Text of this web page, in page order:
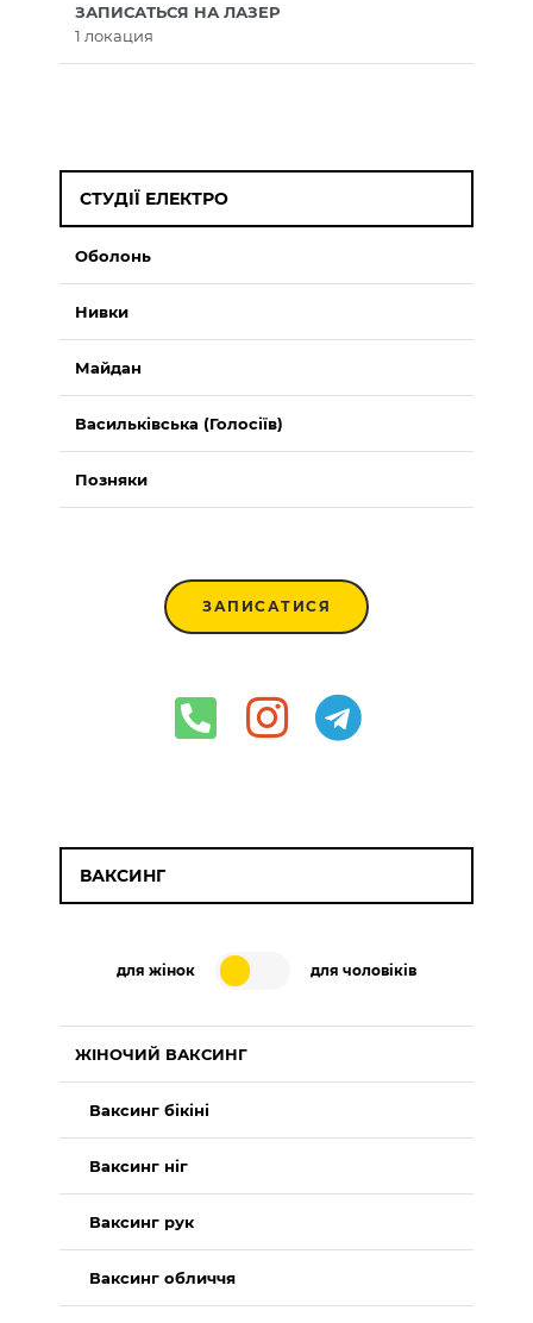
ЗАПИСАТЬСЯ НА ЛАЗЕР
1 локация
СТУДІЇ ЕЛЕКТРО
Оболонь
Нивки
Майдан
Васильківська (Голосіїв)
Позняки
ЗАПИСАТИСЯ
ВАКСИНГ
для жінок для чоловіків
ЖІНОЧИЙ ВАКСИНГ
Ваксинг бікіні
Ваксинг ніг
Ваксинг рук
Ваксинг обличчя